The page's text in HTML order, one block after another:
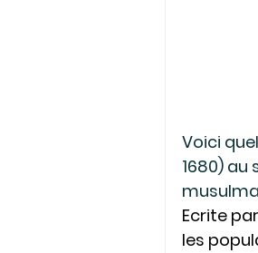
Voici
1680)
Ecrite
les